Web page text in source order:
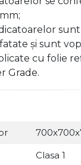
şi sunt
cu folie
Grade.
Clasa 1